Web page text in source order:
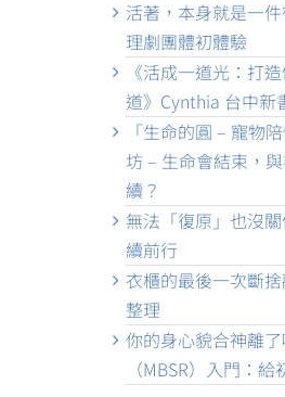
活著，本身就是一
理劇團體初體驗
《活成一道光：打
道》Cynthia 台中新
「生命的圓 – 寵物
坊 – 生命會結束，
續？
無法「復原」也沒
續前行
衣櫃的最後一次斷
整理
你的身心貌合神離
（MBSR）入門：